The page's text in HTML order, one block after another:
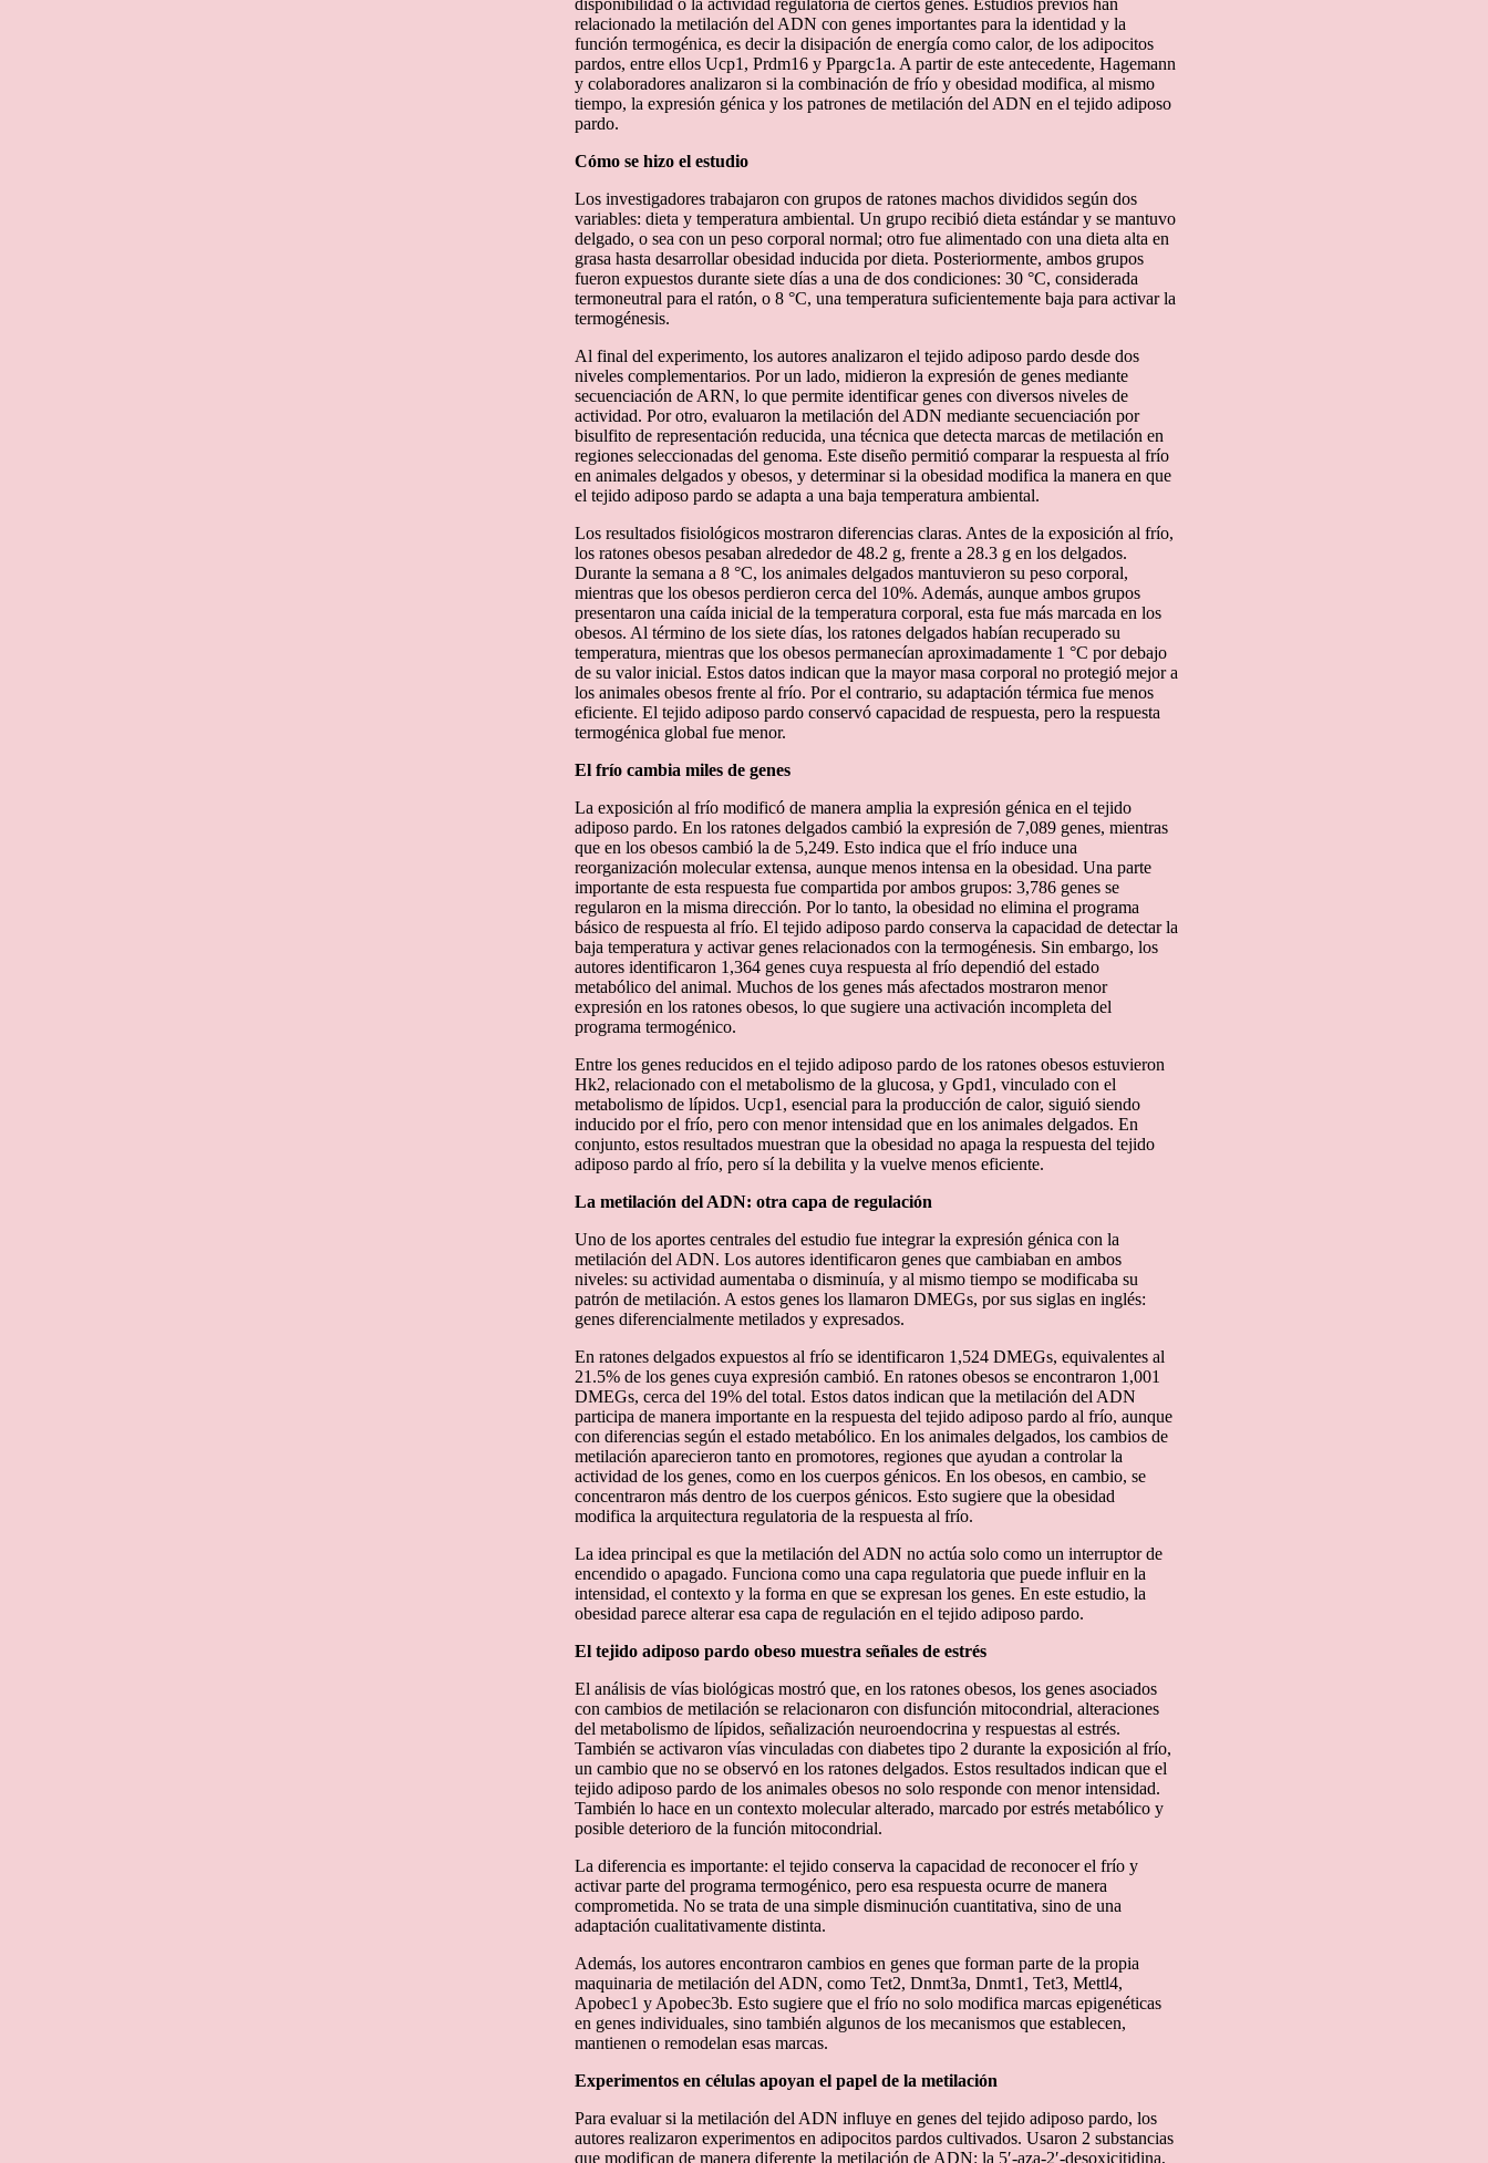
disponibilidad o la actividad regulatoria de ciertos genes. Estudios previos han
relacionado la metilación del ADN con genes importantes para la identidad y la
función termogénica, es decir la disipación de energía como calor, de los adipocitos
pardos, entre ellos Ucp1, Prdm16 y Ppargc1a. A partir de este antecedente, Hagemann
y colaboradores analizaron si la combinación de frío y obesidad modifica, al mismo
tiempo, la expresión génica y los patrones de metilación del ADN en el tejido adiposo
pardo.
Cómo se hizo el estudio
Los investigadores trabajaron con grupos de ratones machos divididos según dos
variables: dieta y temperatura ambiental. Un grupo recibió dieta estándar y se mantuvo
delgado, o sea con un peso corporal normal; otro fue alimentado con una dieta alta en
grasa hasta desarrollar obesidad inducida por dieta. Posteriormente, ambos grupos
fueron expuestos durante siete días a una de dos condiciones: 30 °C, considerada
termoneutral para el ratón, o 8 °C, una temperatura suficientemente baja para activar la
termogénesis.
Al final del experimento, los autores analizaron el tejido adiposo pardo desde dos
niveles complementarios. Por un lado, midieron la expresión de genes mediante
secuenciación de ARN, lo que permite identificar genes con diversos niveles de
actividad. Por otro, evaluaron la metilación del ADN mediante secuenciación por
bisulfito de representación reducida, una técnica que detecta marcas de metilación en
regiones seleccionadas del genoma. Este diseño permitió comparar la respuesta al frío
en animales delgados y obesos, y determinar si la obesidad modifica la manera en que
el tejido adiposo pardo se adapta a una baja temperatura ambiental.
Los resultados fisiológicos mostraron diferencias claras. Antes de la exposición al frío,
los ratones obesos pesaban alrededor de 48.2 g, frente a 28.3 g en los delgados.
Durante la semana a 8 °C, los animales delgados mantuvieron su peso corporal,
mientras que los obesos perdieron cerca del 10%. Además, aunque ambos grupos
presentaron una caída inicial de la temperatura corporal, esta fue más marcada en los
obesos. Al término de los siete días, los ratones delgados habían recuperado su
temperatura, mientras que los obesos permanecían aproximadamente 1 °C por debajo
de su valor inicial. Estos datos indican que la mayor masa corporal no protegió mejor a
los animales obesos frente al frío. Por el contrario, su adaptación térmica fue menos
eficiente. El tejido adiposo pardo conservó capacidad de respuesta, pero la respuesta
termogénica global fue menor.
El frío cambia miles de genes
La exposición al frío modificó de manera amplia la expresión génica en el tejido
adiposo pardo. En los ratones delgados cambió la expresión de 7,089 genes, mientras
que en los obesos cambió la de 5,249. Esto indica que el frío induce una
reorganización molecular extensa, aunque menos intensa en la obesidad. Una parte
importante de esta respuesta fue compartida por ambos grupos: 3,786 genes se
regularon en la misma dirección. Por lo tanto, la obesidad no elimina el programa
básico de respuesta al frío. El tejido adiposo pardo conserva la capacidad de detectar la
baja temperatura y activar genes relacionados con la termogénesis. Sin embargo, los
autores identificaron 1,364 genes cuya respuesta al frío dependió del estado
metabólico del animal. Muchos de los genes más afectados mostraron menor
expresión en los ratones obesos, lo que sugiere una activación incompleta del
programa termogénico.
Entre los genes reducidos en el tejido adiposo pardo de los ratones obesos estuvieron
Hk2, relacionado con el metabolismo de la glucosa, y Gpd1, vinculado con el
metabolismo de lípidos. Ucp1, esencial para la producción de calor, siguió siendo
inducido por el frío, pero con menor intensidad que en los animales delgados. En
conjunto, estos resultados muestran que la obesidad no apaga la respuesta del tejido
adiposo pardo al frío, pero sí la debilita y la vuelve menos eficiente.
La metilación del ADN: otra capa de regulación
Uno de los aportes centrales del estudio fue integrar la expresión génica con la
metilación del ADN. Los autores identificaron genes que cambiaban en ambos
niveles: su actividad aumentaba o disminuía, y al mismo tiempo se modificaba su
patrón de metilación. A estos genes los llamaron DMEGs, por sus siglas en inglés:
genes diferencialmente metilados y expresados.
En ratones delgados expuestos al frío se identificaron 1,524 DMEGs, equivalentes al
21.5% de los genes cuya expresión cambió. En ratones obesos se encontraron 1,001
DMEGs, cerca del 19% del total. Estos datos indican que la metilación del ADN
participa de manera importante en la respuesta del tejido adiposo pardo al frío, aunque
con diferencias según el estado metabólico. En los animales delgados, los cambios de
metilación aparecieron tanto en promotores, regiones que ayudan a controlar la
actividad de los genes, como en los cuerpos génicos. En los obesos, en cambio, se
concentraron más dentro de los cuerpos génicos. Esto sugiere que la obesidad
modifica la arquitectura regulatoria de la respuesta al frío.
La idea principal es que la metilación del ADN no actúa solo como un interruptor de
encendido o apagado. Funciona como una capa regulatoria que puede influir en la
intensidad, el contexto y la forma en que se expresan los genes. En este estudio, la
obesidad parece alterar esa capa de regulación en el tejido adiposo pardo.
El tejido adiposo pardo obeso muestra señales de estrés
El análisis de vías biológicas mostró que, en los ratones obesos, los genes asociados
con cambios de metilación se relacionaron con disfunción mitocondrial, alteraciones
del metabolismo de lípidos, señalización neuroendocrina y respuestas al estrés.
También se activaron vías vinculadas con diabetes tipo 2 durante la exposición al frío,
un cambio que no se observó en los ratones delgados. Estos resultados indican que el
tejido adiposo pardo de los animales obesos no solo responde con menor intensidad.
También lo hace en un contexto molecular alterado, marcado por estrés metabólico y
posible deterioro de la función mitocondrial.
La diferencia es importante: el tejido conserva la capacidad de reconocer el frío y
activar parte del programa termogénico, pero esa respuesta ocurre de manera
comprometida. No se trata de una simple disminución cuantitativa, sino de una
adaptación cualitativamente distinta.
Además, los autores encontraron cambios en genes que forman parte de la propia
maquinaria de metilación del ADN, como Tet2, Dnmt3a, Dnmt1, Tet3, Mettl4,
Apobec1 y Apobec3b. Esto sugiere que el frío no solo modifica marcas epigenéticas
en genes individuales, sino también algunos de los mecanismos que establecen,
mantienen o remodelan esas marcas.
Experimentos en células apoyan el papel de la metilación
Para evaluar si la metilación del ADN influye en genes del tejido adiposo pardo, los
autores realizaron experimentos en adipocitos pardos cultivados. Usaron 2 substancias
que modifican de manera diferente la metilación de ADN: la 5′-aza-2′-desoxicitidina,